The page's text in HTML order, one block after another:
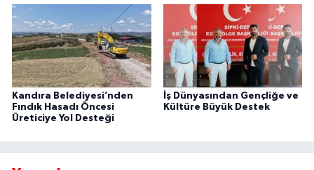
Kandıra Belediyesi’nden
Fındık Hasadı Öncesi
Üreticiye Yol Desteği
İş Dünyasından Gençliğe ve
Kültüre Büyük Destek